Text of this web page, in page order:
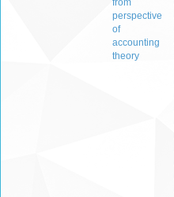
from
perspective
of
accounting
theory